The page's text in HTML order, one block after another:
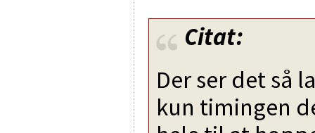
Citat:
Der ser det så
kun timingen